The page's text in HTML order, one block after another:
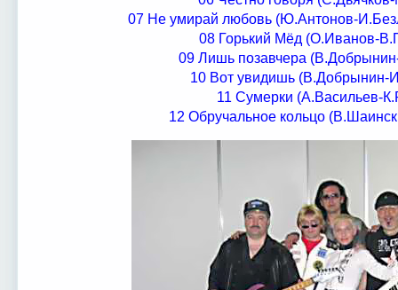
07 Не умирай любовь (Ю.Антонов-
08 Горький Мёд (О.Иванов-
09 Лишь позавчера
10 Вот увидишь
11 Сумерки (А.Васильев-
12 Обручальное кольцо